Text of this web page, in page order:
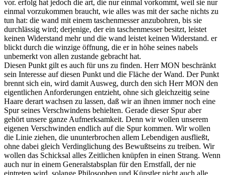
vor. erfolg hat jedoch die art, die nur einmal vorkommt, weil sie nur
einmal vorzukommen braucht, wie alles was mit der sache nichts zu
tun hat: die wand mit einem taschenmesser anzubohren, bis sie
durchlässig wird; derjenige, der ein taschenmesser besitzt, leistet
keinen Widerstand mehr und die wand leistet keinen Widerstand. er
blickt durch die winzige öffnung, die er in höhe seines nabels
unbemerkt von allen zustande gebracht hat.
Diesen Punkt gilt es auch für uns zu finden. Herr MON beschränkt
sein Interesse auf diesen Punkt und die Fläche der Wand. Der Punkt
brennt sich ein, wird damit Ausweg, durch den sich Herr MON den
eigentlichen Anforderungen entzieht, ohne sich gleichzeitig seine
Haare derart wachsen zu lassen, daß wir an ihnen immer noch eine
Spur seines Verschwindens behielten. Gerade dieser Spur aber
gehört unsere ganze Aufmerksamkeit. Denn wir wollen unserem
eigenen Verschwinden endlich auf die Spur kommen. Wir wollen
die Linie ziehen, die ununterbrochen allem Lebendigen ausfließt,
ohne dabei gleich Verdinglichung des Bewußtseins zu treiben. Wir
wollen das Schicksal alles Zeitlichen knüpfen in einen Strang. Wenn
auch nur in einem Generalstabsplan für den Ernstfall, der nie
eintreten wird, solange Philosophen und Künstler nicht auch alle